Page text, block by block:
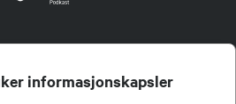
informasjonskapsler